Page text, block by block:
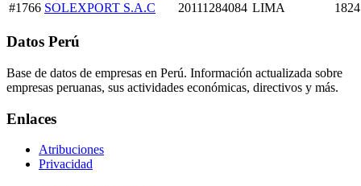
#1766 SOLEXPORT S.A.C 20111284084 LIMA
Datos Perú
Base de datos de empresas en Perú. Información actualizada sobre
empresas peruanas, sus actividades económicas, directivos y más.
Enlaces
Atribuciones
Privacidad